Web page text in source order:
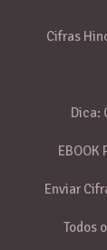
Cifras
Dica:
EBOOK
Enviar
Todos